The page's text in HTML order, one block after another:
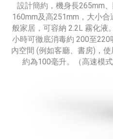
設計簡約，機身長265mm
160mm及高251mm，大小合
般家居，可容納 2.2L 霧化液。
小時可徹底消毒約 200至220
內空間 (例如客廳、書房)，使
約為100毫升。（高速模